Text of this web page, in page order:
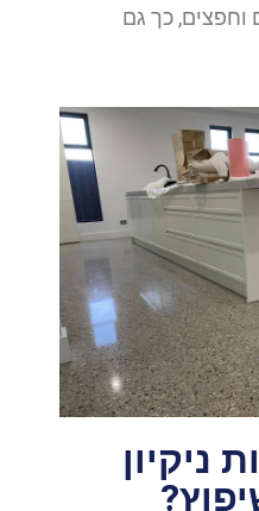
וחפצים, כך גם
ניקיון